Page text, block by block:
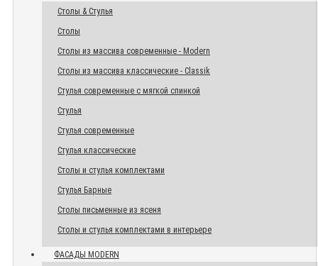
Столы & Стулья
Столы
Столы из массива современные - Modern
Столы из массива классические - Classik
Стулья современные с мягкой спинкой
Стулья
Стулья современные
Стулья классические
Столы и стулья комплектами
Стулья Барные
Столы письменные из ясеня
Столы и стулья комплектами в интерьере
ФАСАДЫ MODERN